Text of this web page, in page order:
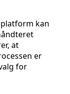
kan
at
er
for